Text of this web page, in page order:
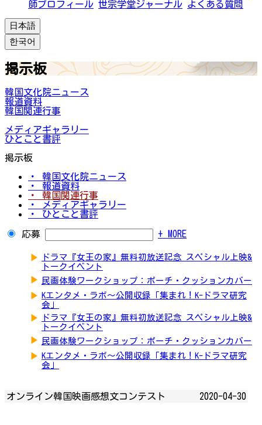
師プロフィール 世宗学堂ジャーナル よくある質問
日本語
한국어
掲示板
韓国文化院ニュース
報道資料
韓国関連行事
メディアギャラリー
ひとこと書評
掲示板
・ 韓国文化院ニュース
・ 報道資料
・ 韓国関連行事
・ メディアギャラリー
・ ひとこと書評
応募 + MORE
▶
ドラマ『女王の家』無料初放送記念 スペシャル上映&
トークイベント
▶ 民画体験ワークショップ：ポーチ・クッションカバー
▶ Kエンタメ・ラボ～公開収録「集まれ！K-ドラマ研究
会」
▶
ドラマ『女王の家』無料初放送記念 スペシャル上映&
トークイベント
▶ 民画体験ワークショップ：ポーチ・クッションカバー
▶ Kエンタメ・ラボ～公開収録「集まれ！K-ドラマ研究
会」
オンライン韓国映画感想文コンテスト 2020-04-30